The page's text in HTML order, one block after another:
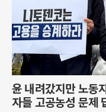
윤 내려갔지만 노동
자들 고공농성 문제